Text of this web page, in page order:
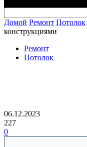
Домой Ремонт Потолок
конструкциями
Ремонт
Потолок
06.12.2023
227
0